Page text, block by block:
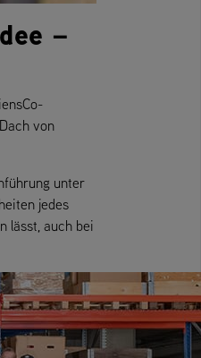
–
von
unter
jedes
lässt, auch bei